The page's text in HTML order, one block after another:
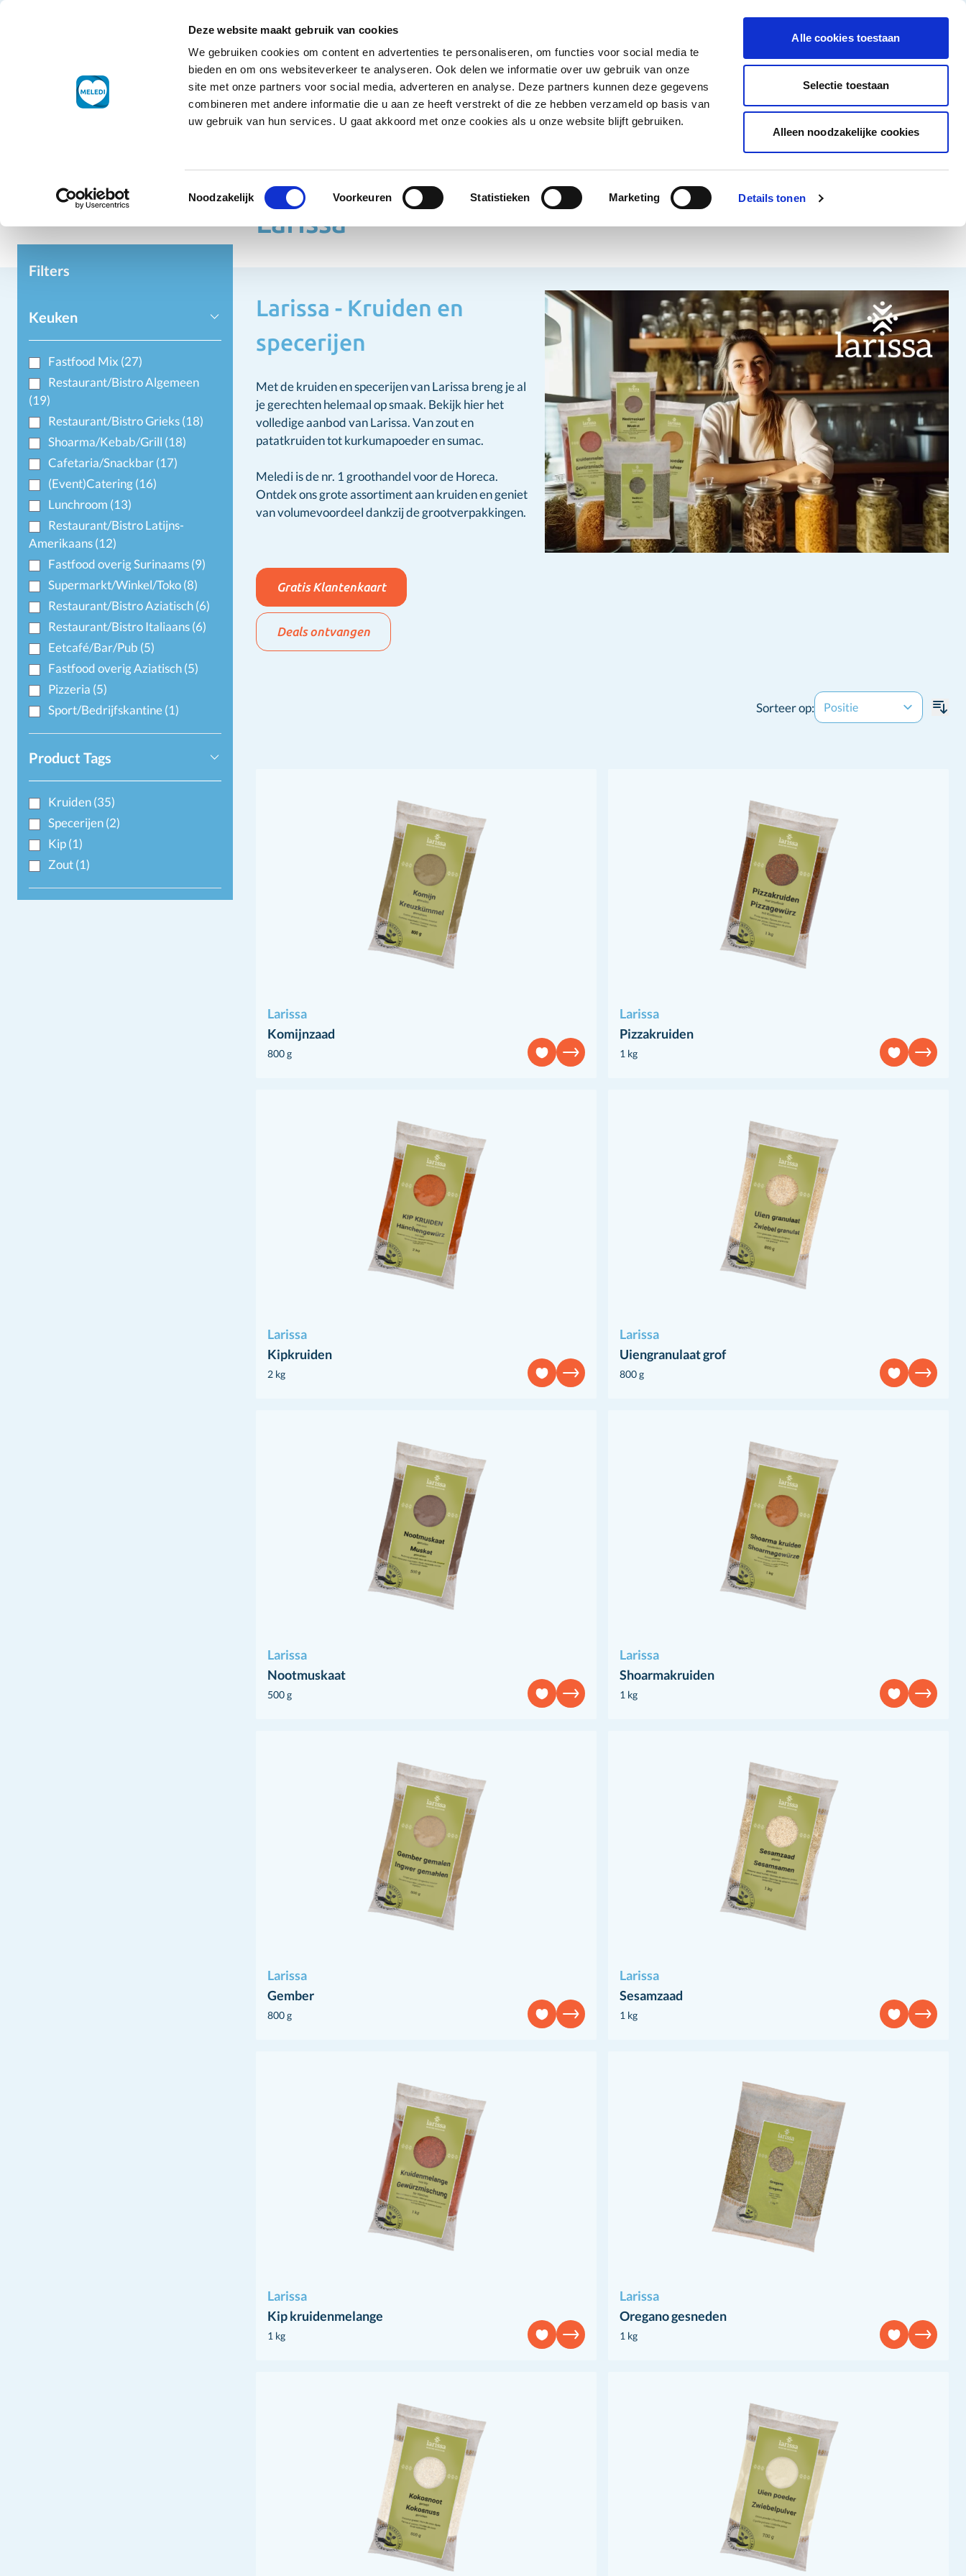
Deze website maakt gebruik van cookies
We gebruiken cookies om content en advertenties te personaliseren, om functies voor social media te
bieden en om ons websiteverkeer te analyseren. Ook delen we informatie over uw gebruik van onze
site met onze partners voor social media, adverteren en analyse. Deze partners kunnen deze gegevens
combineren met andere informatie die u aan ze heeft verstrekt of die ze hebben verzameld op basis van
uw gebruik van hun services. U gaat akkoord met onze cookies als u onze website blijft gebruiken.
Toestemmingsselectie
Noodzakelijk Voorkeuren Statistieken Marketing Details tonen
Alle cookies toestaan
Selectie toestaan
Alleen noodzakelijke cookies
Ga naar de inhoud
Droogwaren
Show submenu for Droogwaren category
Koelproducten
Show submenu for Koelproducten category
Diepvriesproducten
Show submenu for Diepvriesproducten category
Dranken
Show submenu for Dranken category
Non-Food
Alle deals
Word klant
Home Horeca Larissa
Larissa
Filters
Keuken
Fastfood Mix (27)
Restaurant/Bistro Algemeen
(19)
Restaurant/Bistro Grieks(18)
Shoarma/Kebab/Grill (18)
Cafetaria/Snackbar(17)
(Event)Catering(16)
Lunchroom (13)
Restaurant/Bistro Latijns-
Amerikaans(12)
Fastfood overig Surinaams(9)
Supermarkt/Winkel/Toko(8)
Restaurant/Bistro Aziatisch(6)
Restaurant/Bistro Italiaans(6)
Eetcafé/Bar/Pub (5)
Fastfood overig Aziatisch(5)
Pizzeria (5)
Sport/Bedrijfskantine(1)
Product Tags
Kruiden(35)
Specerijen(2)
Kip(1)
Zout(1)
Larissa - Kruiden en
specerijen
Met de kruiden en specerijen van Larissa breng je al
je gerechten helemaal op smaak. Bekijk hier het
volledige aanbod van Larissa. Van zout en
patatkruiden tot kurkumapoeder en sumac.
Meledi is de nr. 1 groothandel voor de Horeca.
Ontdek ons grote assortiment aan kruiden en geniet
van volumevoordeel dankzij de grootverpakkingen.
Gratis Klantenkaart
Deals ontvangen
Sorteer op:
Larissa
Komijnzaad
800 g
Larissa
Pizzakruiden
1 kg
Larissa
Kipkruiden
2 kg
Larissa
Uiengranulaat grof
800 g
Larissa
Nootmuskaat
500 g
Larissa
Shoarmakruiden
1 kg
Larissa
Gember
800 g
Larissa
Sesamzaad
1 kg
Larissa
Kip kruidenmelange
1 kg
Larissa
Oregano gesneden
1 kg